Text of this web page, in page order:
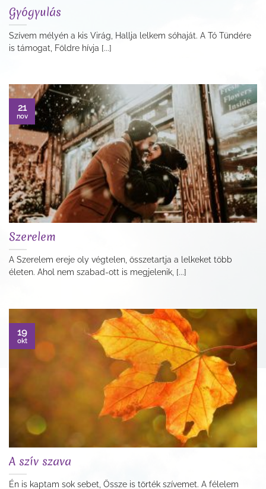
Gyógyulás
Szívem mélyén a kis Virág, Hallja lelkem sóhaját. A Tó Tündére
is támogat, Földre hívja [...]
Szerelem
A Szerelem ereje oly végtelen, összetartja a lelkeket több
életen. Ahol nem szabad-ott is megjelenik, [...]
21
nov
A szív szava
Én is kaptam sok sebet, Össze is törték szívemet. A félelem
19
okt